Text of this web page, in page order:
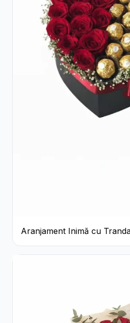
Aranjament Inimă cu
și Ciocolată Ferrero Rocher